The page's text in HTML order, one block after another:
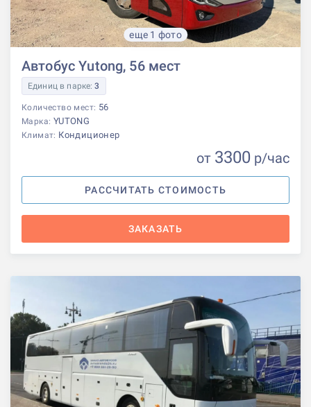
еще 1 фото
Автобус Yutong, 56 мест
Единиц в парке:3
Количество мест: 56
Марка: YUTONG
Климат: Кондиционер
от 3300 р/час
РАССЧИТАТЬ СТОИМОСТЬ
ЗАКАЗАТЬ